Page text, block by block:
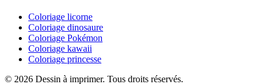
Coloriage licorne
Coloriage dinosaure
Coloriage Pokémon
Coloriage kawaii
Coloriage princesse
© 2026 Dessin à imprimer. Tous droits réservés.